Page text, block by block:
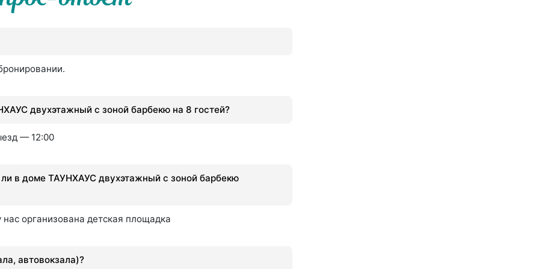
двухэтажный с зоной барбекю на 8 гостей?
— 12:00
в доме ТАУНХАУС двухэтажный с зоной барбекю
организована детская площадка
автовокзала)?